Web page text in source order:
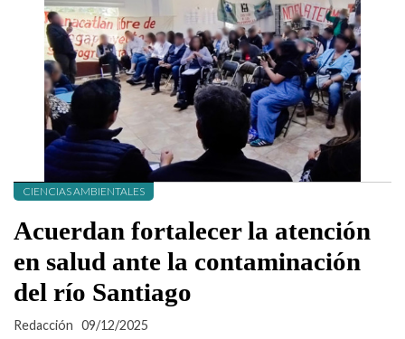
CIENCIAS AMBIENTALES
Acuerdan fortalecer la atención
en salud ante la contaminación
del río Santiago
Redacción 09/12/2025